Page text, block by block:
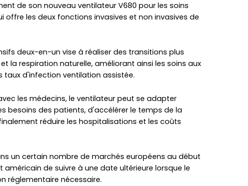
de son nouveau ventilateur V680 pour les soins
offre les deux fonctions invasives et non invasives de
deux-en-un vise à réaliser des transitions plus
la respiration naturelle, améliorant ainsi les soins aux
taux d'infection ventilation assistée.
les médecins, le ventilateur peut se adapter
besoins des patients, d'accélérer le temps de la
réduire les hospitalisations et les coûts
un certain nombre de marchés européens au début
américain de suivre à une date ultérieure lorsque le
réglementaire nécessaire.